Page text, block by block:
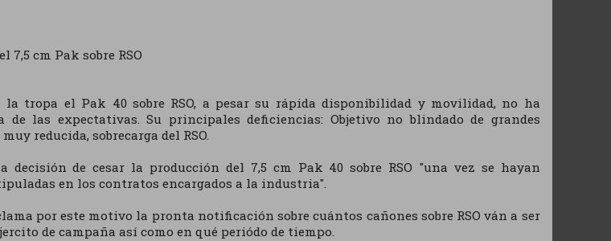
7,5 cm Pak sobre RSO
la tropa el Pak 40 sobre RSO, a pesar su rápida disponibilidad y movilidad, no ha
las expectativas. Su principales deficiencias: Objetivo no blindado de grandes
reducida, sobrecarga del RSO.
de cesar la producción del 7,5 cm Pak 40 sobre RSO "una vez se hayan
en los contratos encargados a la industria".
por este motivo la pronta notificación sobre cuántos cañones sobre RSO ván a ser
de campaña así como en qué periódo de tiempo.